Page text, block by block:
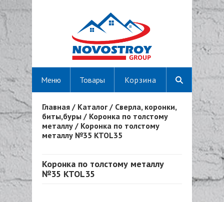
Корзина
Меню Товары
Вы здесь
Главная / Каталог / Сверла, коронки,
биты,буры / Коронка по толстому
металлу / Коронка по толстому
металлу №35 KTOL35
Коронка по толстому металлу
№35 KTOL35